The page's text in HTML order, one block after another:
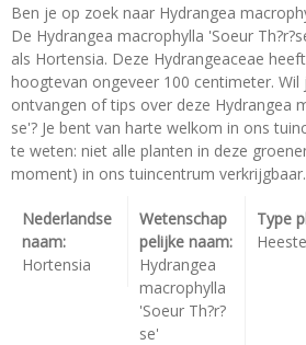
Ben je op zoek naar Hydrangea
De Hydrangea macrophylla 'Soeur
als Hortensia. Deze Hydrangeaceae
hoogtevan ongeveer 100 centimeter.
ontvangen of tips over deze Hydrangea
se'? Je bent van harte welkom in ons
te weten: niet alle planten in deze
moment) in ons tuincentrum verkrijgbaar.
Nederlandse
naam:
Hortensia
Wetenschap
pelijke naam:
Hydrangea
macrophylla
'Soeur Th?r?
se'
Type